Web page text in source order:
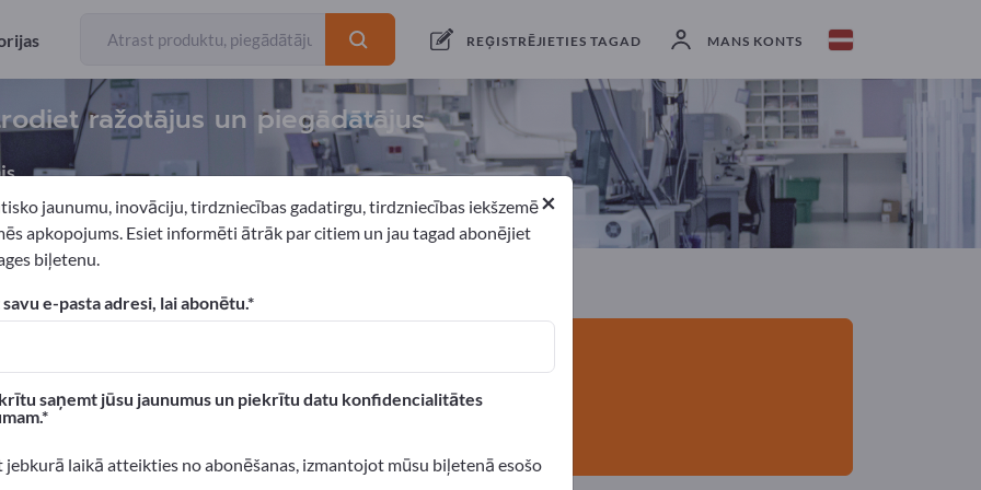
REĢISTRĒJIETIES TAGAD MANS KONTS
ražotājus un piegādātājus
eksportētāji 6 Ražotājs
aprīkojums
kontakti >> sāciet šeit
produktus Exportpages.
>> publicējiet šeit
×
jaunumu, inovāciju, tirdzniecības gadatirgu, tirdzniecības iekšzemē
apkopojums. Esiet informēti ātrāk par citiem un jau tagad abonējiet
biļetenu.
e-pasta adresi, lai abonētu.
saņemt jūsu jaunumus un piekrītu datu konfidencialitātes
jebkurā laikā atteikties no abonēšanas, izmantojot mūsu biļetenā esošo